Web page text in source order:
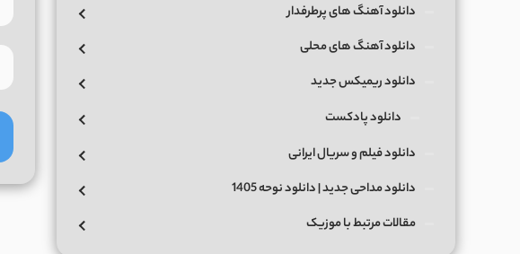
دانلود آهنگ های پرطرفدار
دانلود آهنگ های محلی
دانلود ریمیکس جدید
دانلود پادکست
دانلود فیلم و سریال ایرانی
دانلود مداحی جدید | دانلود نوحه 1405
مقالات مرتبط با موزیک